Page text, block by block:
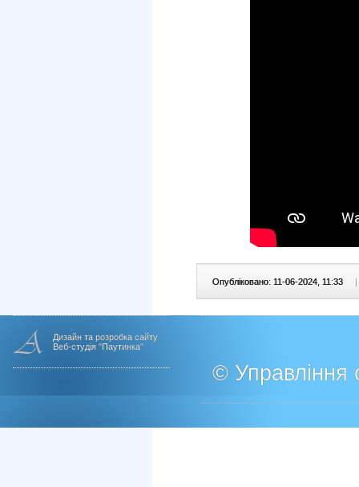
Опубліковано: 11-06-2024, 11:33 |
Дизайн та розробка сайту
Веб-студія "Паутинка"
© Управління